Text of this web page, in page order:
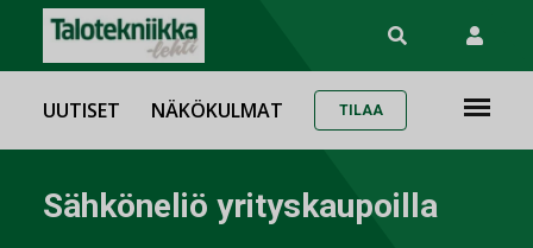
UUTISET NÄKÖKULMAT TILAA
Sähköneliö yrityskaupoilla